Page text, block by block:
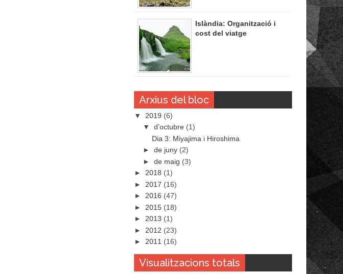
Islàndia: Organització i
cost del viatge
Arxius del bloc
▼ 2019 (6)
▼ d’octubre (1)
Dia 3: Miyajima i Hiroshima
► de juny (2)
► de maig (3)
► 2018 (1)
► 2017 (16)
► 2016 (47)
► 2015 (18)
► 2013 (1)
► 2012 (23)
► 2011 (16)
Visualitzacions totals